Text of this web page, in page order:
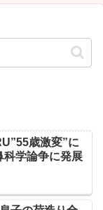
歳激変”に
学論争に発展